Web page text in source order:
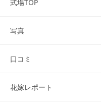
式場TOP
写真
口コミ
花嫁レポート